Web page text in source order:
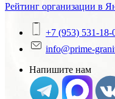
Рейтинг организации в
+7 (953) 531-18-
info@prime-
Напишите нам